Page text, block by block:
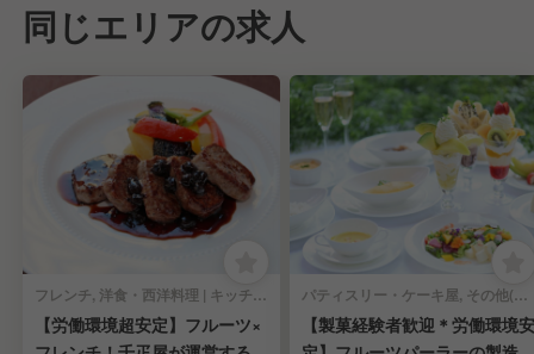
同じエリアの求人
フレンチ, 洋食・西洋料理 | キッチンスタッフ
【労働環境超安定】フルーツ×
パティスリー・ケーキ屋, その他(料理ジャンル) | キッチンスタッフ
【製菓経験者歓迎＊労働環境安